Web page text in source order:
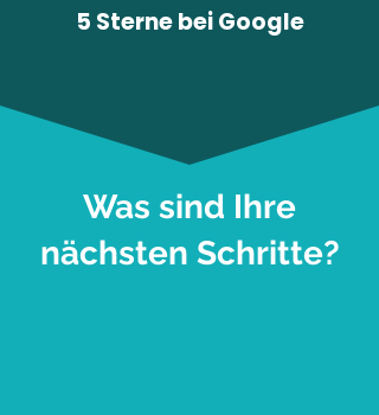
5 Sterne beiGoogle
Was sind Ihre
nächsten Schritte?